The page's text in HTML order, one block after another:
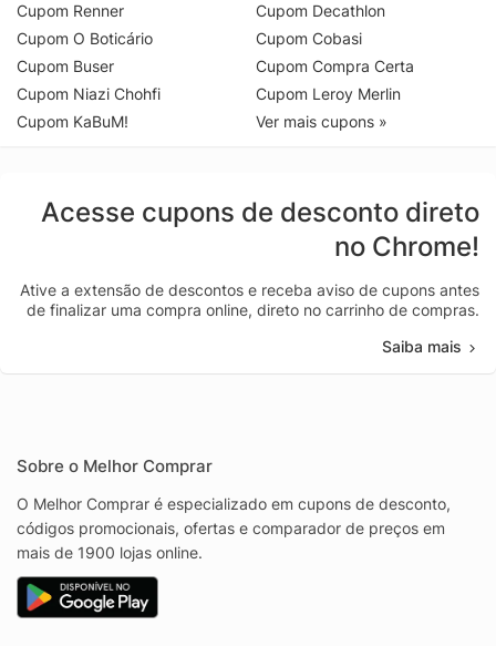
Cupom Renner
Cupom O Boticário
Cupom Buser
Cupom Niazi Chohfi
Cupom KaBuM!
Cupom Decathlon
Cupom Cobasi
Cupom Compra Certa
Cupom Leroy Merlin
Ver mais cupons »
Acesse cupons de desconto direto
no Chrome!
Ative a extensão de descontos e receba aviso de cupons antes
de finalizar uma compra online, direto no carrinho de compras.
Saiba mais
Sobre o Melhor Comprar
O Melhor Comprar é especializado em cupons de desconto,
códigos promocionais, ofertas e comparador de preços em
mais de 1900 lojas online.